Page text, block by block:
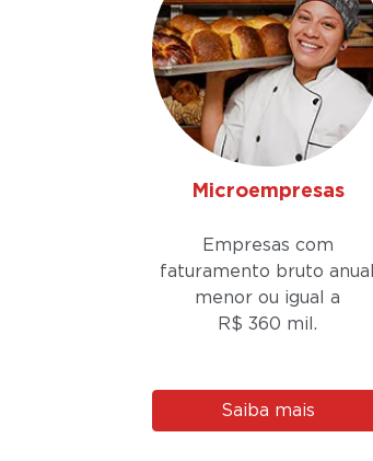
Microempresas
Empresas com
faturamento bruto anual
menor ou igual a
R$ 360 mil.
Saiba mais